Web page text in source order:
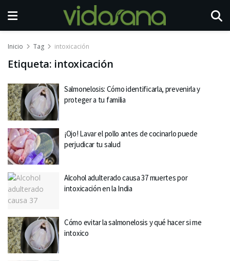
Inicio Tag intoxicación
Etiqueta: intoxicación
Salmonelosis: Cómo identificarla, prevenirla y
proteger a tu familia
¡Ojo! Lavar el pollo antes de cocinarlo puede
perjudicar tu salud
Alcohol adulterado causa 37 muertes por
intoxicación en la India
Cómo evitar la salmonelosis y qué hacer si me
intoxico